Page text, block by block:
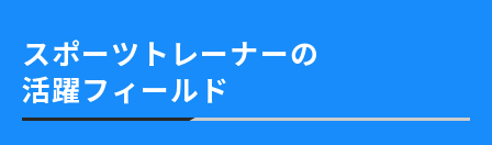
スポーツトレーナーの
活躍フィールド